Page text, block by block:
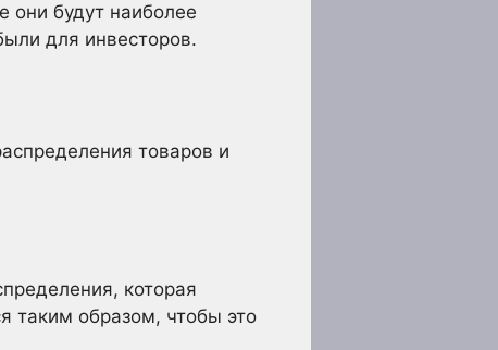
они будут наиболее
для инвесторов.
товаров и
которая
таким образом, чтобы это